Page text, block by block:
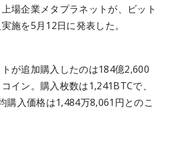
場企業メタプラネットが、ビット
施を5月12日に発表した。
が追加購入したのは184億2,600
イン。購入枚数は1,241BTCで、
購入価格は1,484万8,061円とのこ